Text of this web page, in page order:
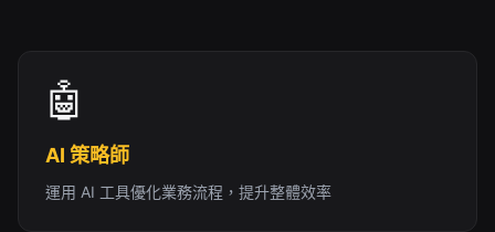
🤖
AI 策略師
運用 AI 工具優化業務流程，提升整體效率